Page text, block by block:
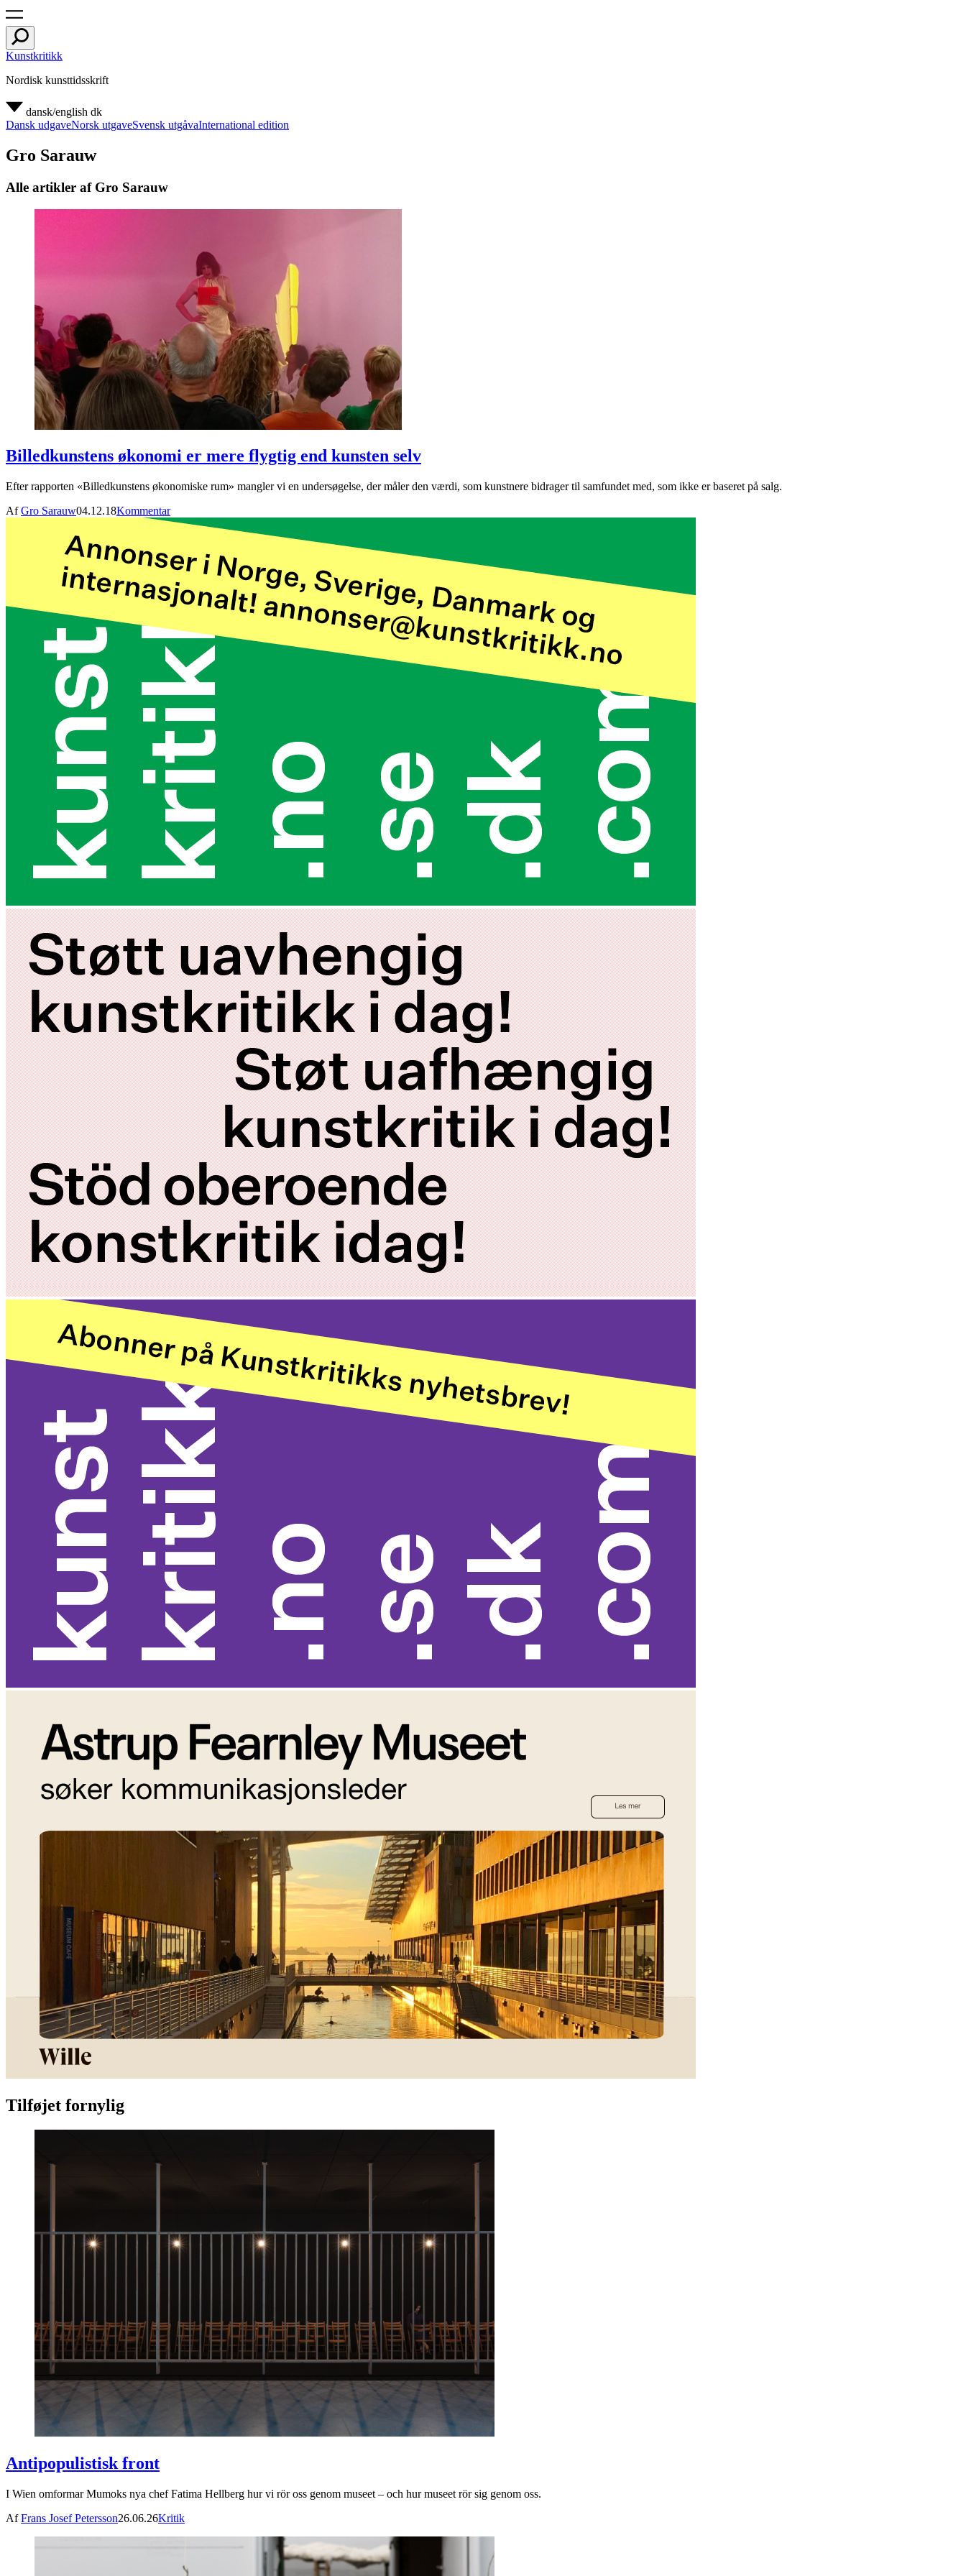
Kunstkritikk
Nordisk kunsttidsskrift
dansk/english dk
Dansk udgaveNorsk utgaveSvensk utgåvaInternational edition
Gro Sarauw
Alle artikler af Gro Sarauw
Billedkunstens økonomi er mere flygtig end kunsten selv
Efter rapporten «Billedkunstens økonomiske rum» mangler vi en undersøgelse, der måler den værdi, som kunstnere bidrager til samfundet med, som ikke er baseret på salg.
AfGro Sarauw04.12.18Kommentar
Tilføjet fornylig
Antipopulistisk front
I Wien omformar Mumoks nya chef Fatima Hellberg hur vi rör oss genom museet – och hur museet rör sig genom oss.
AfFrans Josef Petersson26.06.26Kritik